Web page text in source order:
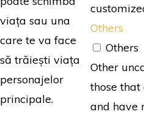
viața sau una
care te va face
să trăiești viața
personajelor
principale.
Others
Others
Other
those
and have